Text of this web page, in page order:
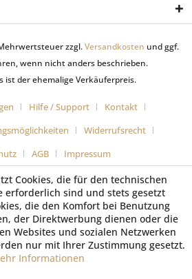
zzgl.Versandkosten und ggf.
wenn nicht anders beschrieben.
ist der ehemalige Verkäuferpreis.
Hilfe / Support
Kontakt
Widerrufsrecht
AGB Impressum
Cookies, die für den technischen
erforderlich sind und stets gesetzt
die den Komfort bei Benutzung
der Direktwerbung dienen oder die
Websites und sozialen Netzwerken
nur mit Ihrer Zustimmung gesetzt.
Informationen